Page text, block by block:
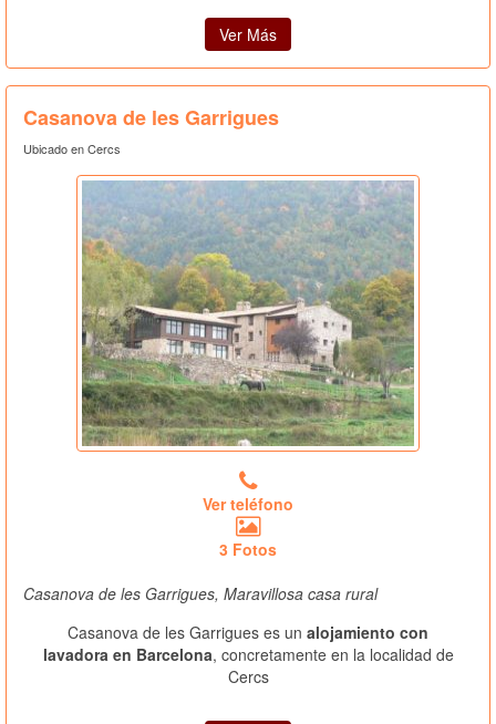
Ver Más
Casanova de les Garrigues
Ubicado en Cercs
Ver teléfono
3 Fotos
Casanova de les Garrigues, Maravillosa casa rural
Casanova de les Garrigues es un alojamiento con
lavadora en Barcelona, concretamente en la localidad de
Cercs